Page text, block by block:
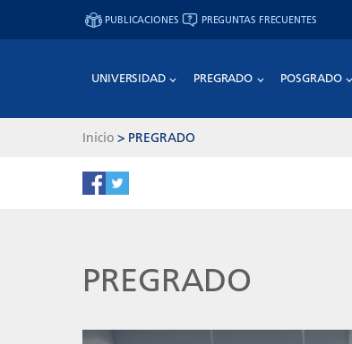
PUBLICACIONES PREGUNTAS FRECUENTES
UNIVERSIDAD PREGRADO POSGRADO
Inicio > PREGRADO
PREGRADO